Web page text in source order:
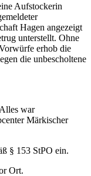
Aufstockerin
Hagen angezeigt
unterstellt. Ohne
erhob die
die unbescholtene
war
Märkischer
§ 153 StPO ein.
Ort.